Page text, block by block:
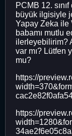
PCMB 12.
büyük ilgisiyle
Yapay Zeka ile
babamı mutlu
ilerleyebilirim?
var mı? Lütfen
mu?
https://
https://